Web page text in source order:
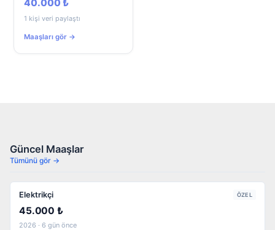
40.000 ₺
1 kişi veri paylaştı
Maaşları gör →
Güncel Maaşlar
Tümünü gör →
Elektrikçi ÖZEL
45.000 ₺
2026 · 6 gün önce